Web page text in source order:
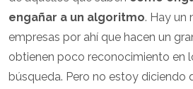
engañar a un algoritmo. Hay un
empresas por ahí que hacen un
obtienen poco reconocimiento en
búsqueda. Pero no estoy diciendo